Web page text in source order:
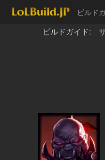
ビルド
ビルドガイド: